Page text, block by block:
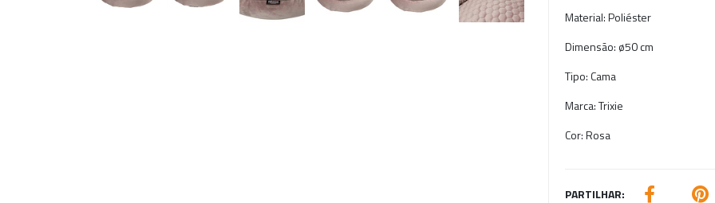
Material:Poliéster
Dimensão:ø50 cm
Tipo:Cama
Marca:Trixie
Cor:Rosa
PARTILHAR: